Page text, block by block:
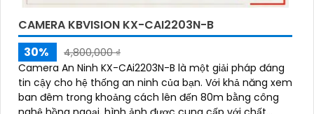
CAMERA KBVISION KX-CAI2203N-B
30%
4,800,000 ₫
Camera An Ninh KX-CAi2203N-B là một giải pháp đáng
tin cậy cho hệ thống an ninh của bạn. Với khả năng xem
ban đêm trong khoảng cách lên đến 80m bằng công